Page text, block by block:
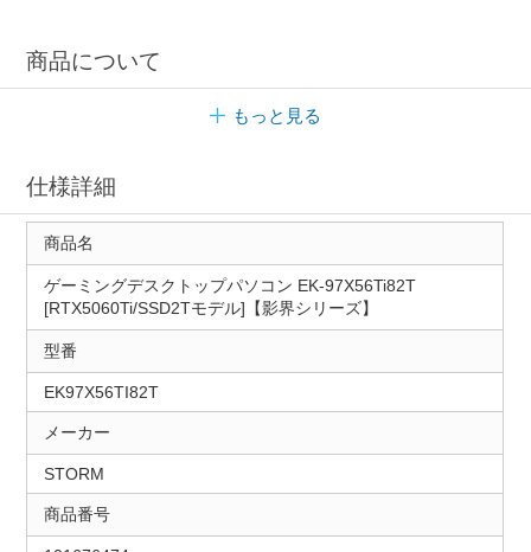
商品について
もっと見る
仕様詳細
商品名
ゲーミングデスクトップパソコン EK-97X56Ti82T
[RTX5060Ti/SSD2Tモデル]【影界シリーズ】
型番
EK97X56TI82T
メーカー
STORM
商品番号